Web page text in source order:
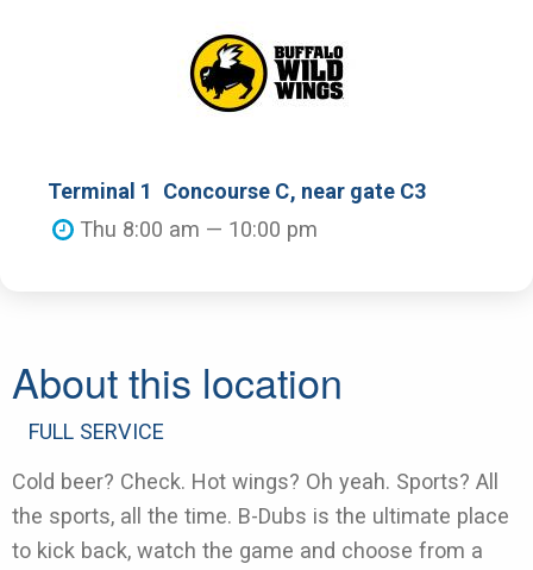
Terminal 1 Concourse C, near gate C3
Thu 8:00 am — 10:00 pm
About this location
FULL SERVICE
Cold beer? Check. Hot wings? Oh yeah. Sports? All
the sports, all the time. B-Dubs is the ultimate place
to kick back, watch the game and choose from a